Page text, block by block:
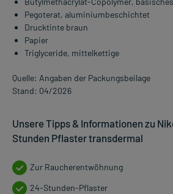
Pegoterat, aluminiumbeschichtet
Drucktinte braun
Papier
Triglyceride, mittelkettige
Quelle: Angaben der Packungsbeilage
Stand: 04/2026
Unsere Tipps & Informationen zu
Stunden Pflaster transdermal
Zur Raucherentwöhnung
24-Stunden-Pflaster